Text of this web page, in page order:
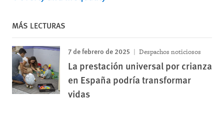
MÁS LECTURAS
7 de febrero de 2025 Despachos noticiosos
La prestación universal por crianza
en España podría transformar
vidas